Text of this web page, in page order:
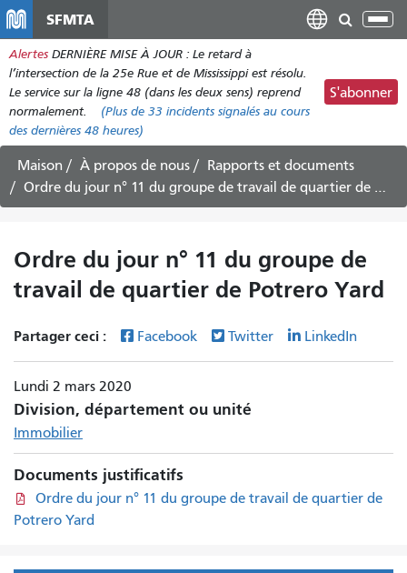
contenu
principal
SFMTA
Alertes DERNIÈRE MISE À JOUR : Le retard à
l’intersection de la 25e Rue et de Mississippi est résolu.
Le service sur la ligne 48 (dans les deux sens) reprend
normalement.
(Plus de 33 incidents signalés au cours
des dernières 48 heures)
S'abonner
Maison À propos de nous
Rapports et documents
Ordre du jour n° 11 du groupe de travail de quartier de Potrero Yard
Ordre du jour n° 11 du groupe de
travail de quartier de Potrero Yard
Partager ceci : Facebook Twitter LinkedIn
Lundi 2 mars 2020
Division, département ou unité
Immobilier
Documents justificatifs
Ordre du jour n° 11 du groupe de travail de quartier de
Potrero Yard